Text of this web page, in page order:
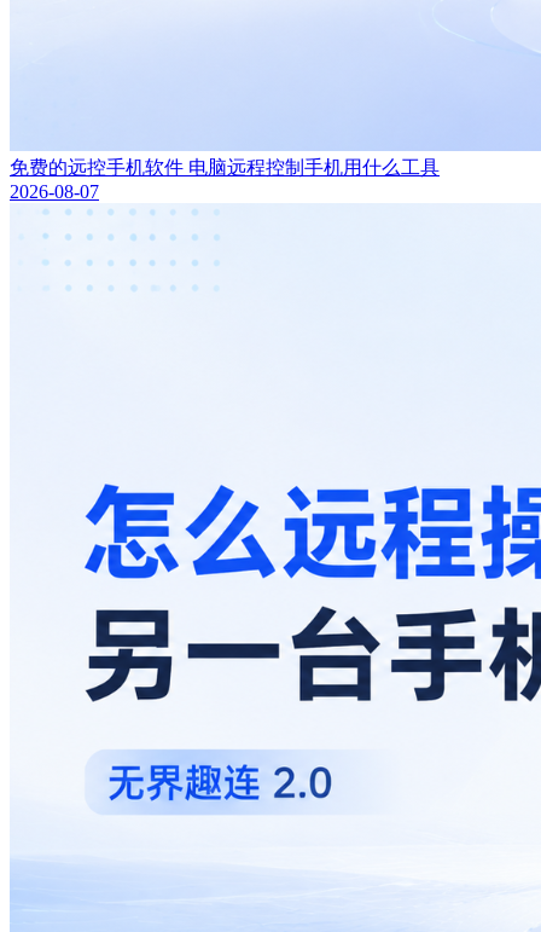
免费的远控手机软件 电脑远程控制手机用什么工具
2026-08-07